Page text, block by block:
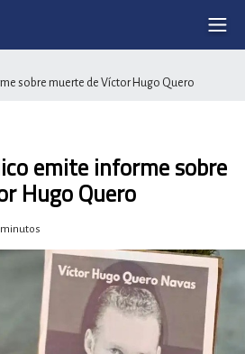
sobre muerte de Víctor Hugo Quero
emite informe sobre
Hugo Quero
minutos